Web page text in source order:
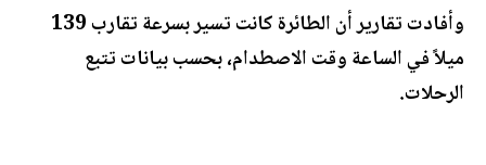
وأفادت تقارير أن الطائرة كانت تسير بسرعة تقارب 139
ميلاً في الساعة وقت الاصطدام، بحسب بيانات تتبع
الرحلات.